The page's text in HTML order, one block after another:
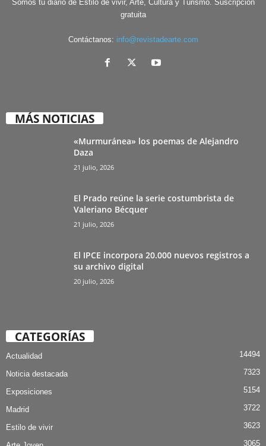
Somos tu diario de Estilo de vivir, Arte, Cultura y Turismo. Suscripción
gratuita
Contáctanos: info@revistadearte.com
MÁS NOTICIAS
«Murmuránea» los poemas de Alejandro
Daza
21 julio, 2026
El Prado reúne la serie costumbrista de
Valeriano Bécquer
21 julio, 2026
El IPCE incorpora 20.000 nuevos registros a
su archivo digital
20 julio, 2026
CATEGORÍAS
Actualidad 14494
Noticia destacada 7323
Exposiciones 5154
Madrid 3722
Estilo de vivir 3623
3065